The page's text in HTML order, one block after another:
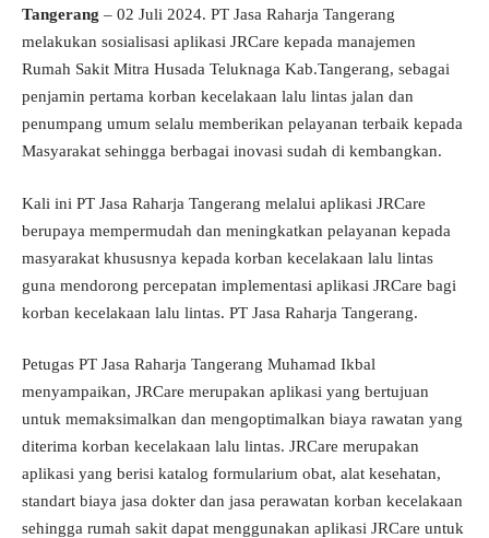
Tangerang – 02 Juli 2024. PT Jasa Raharja Tangerang
melakukan sosialisasi aplikasi JRCare kepada manajemen
Rumah Sakit Mitra Husada Teluknaga Kab.Tangerang, sebagai
penjamin pertama korban kecelakaan lalu lintas jalan dan
penumpang umum selalu memberikan pelayanan terbaik kepada
Masyarakat sehingga berbagai inovasi sudah di kembangkan.
Kali ini PT Jasa Raharja Tangerang melalui aplikasi JRCare
berupaya mempermudah dan meningkatkan pelayanan kepada
masyarakat khususnya kepada korban kecelakaan lalu lintas
guna mendorong percepatan implementasi aplikasi JRCare bagi
korban kecelakaan lalu lintas. PT Jasa Raharja Tangerang.
Petugas PT Jasa Raharja Tangerang Muhamad Ikbal
menyampaikan, JRCare merupakan aplikasi yang bertujuan
untuk memaksimalkan dan mengoptimalkan biaya rawatan yang
diterima korban kecelakaan lalu lintas. JRCare merupakan
aplikasi yang berisi katalog formularium obat, alat kesehatan,
standart biaya jasa dokter dan jasa perawatan korban kecelakaan
sehingga rumah sakit dapat menggunakan aplikasi JRCare untuk